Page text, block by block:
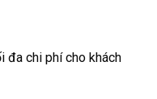
đa chi phí cho khách